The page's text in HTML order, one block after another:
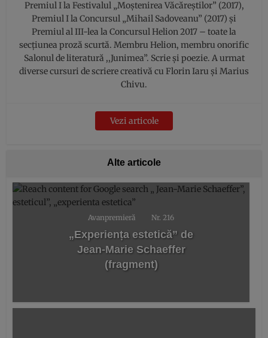
Premiul I la Festivalul „Moștenirea Văcăreștilor” (2017),
Premiul I la Concursul „Mihail Sadoveanu” (2017) şi
Premiul al III-lea la Concursul Helion 2017 – toate la
secțiunea proză scurtă. Membru Helion, membru onorific
Salonul de literatură ,,Junimea”. Scrie și poezie. A urmat
diverse cursuri de scriere creativă cu Florin Iaru și Marius
Chivu.
Vezi articole
Alte articole
Avanpremieră Nr. 216
„Experiența estetică” de
Jean-Marie Schaeffer
(fragment)